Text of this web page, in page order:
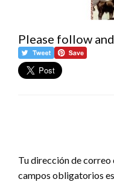
Please follow
Tu dirección de
campos obligatorios